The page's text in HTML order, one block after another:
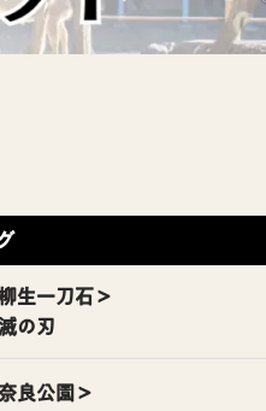
生一刀石＞
の刃
良公園 ＞